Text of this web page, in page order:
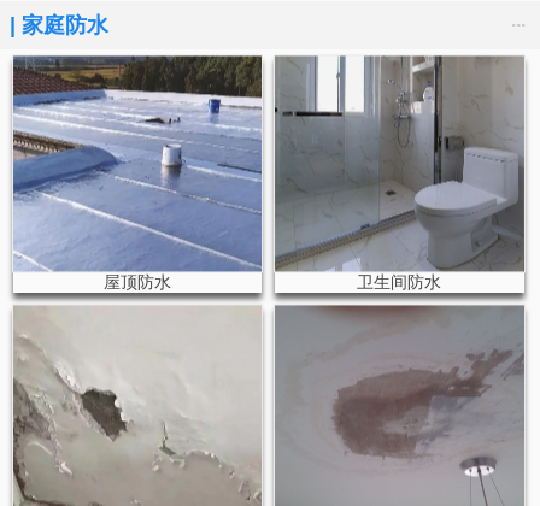
...
家庭防水
屋顶防水 卫生间防水